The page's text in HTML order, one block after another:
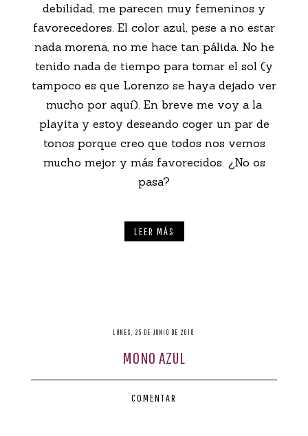
debilidad, me parecen muy femeninos y
favorecedores. El color azul, pese a no estar
nada morena, no me hace tan pálida. No he
tenido nada de tiempo para tomar el sol (y
tampoco es que Lorenzo se haya dejado ver
mucho por aquí). En breve me voy a la
playita y estoy deseando coger un par de
tonos porque creo que todos nos vemos
mucho mejor y más favorecidos. ¿No os
pasa?
LEER MÁS
LUNES, 25 DE JUNIO DE 2018
MONO AZUL
COMENTAR